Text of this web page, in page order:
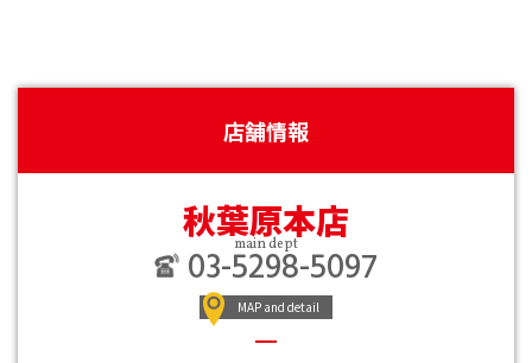
店舗情報
秋葉原本店
main dept
03-5298-5097
MAP and detail